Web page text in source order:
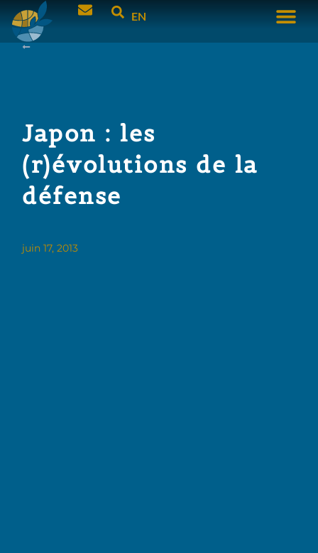
EN
Japon : les
(r)évolutions de la
défense
juin 17, 2013